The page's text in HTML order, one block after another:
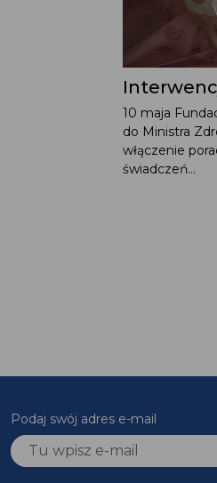
10 maja
do Ministra
włączenie
świadczeń...
Podaj swój adres e-mail